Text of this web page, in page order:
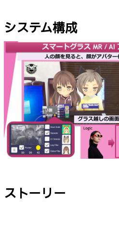
システム構成
ストーリー